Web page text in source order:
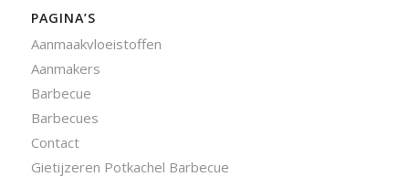
PAGINA’S
Aanmaakvloeistoffen
Aanmakers
Barbecue
Barbecues
Contact
Gietijzeren Potkachel Barbecue